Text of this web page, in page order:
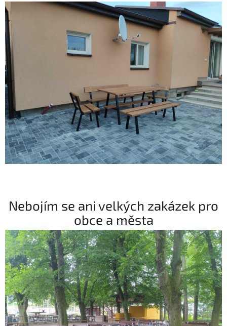
Nebojím se ani velkých zakázek pro
obce a města